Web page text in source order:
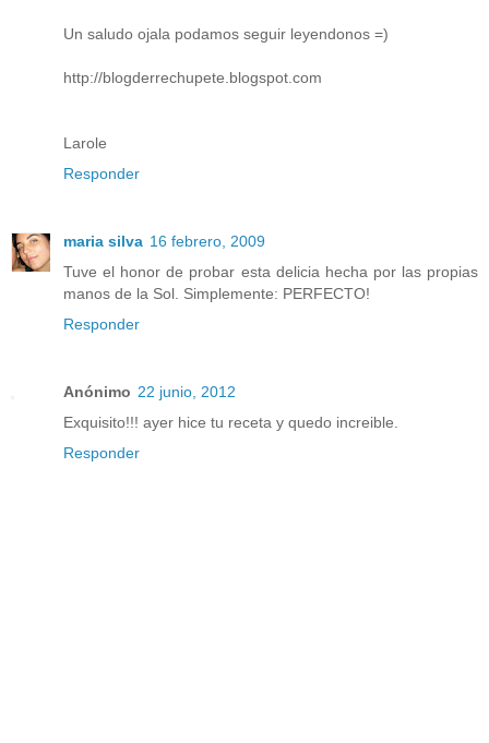
Un saludo ojala podamos seguir leyendonos =)
http://blogderrechupete.blogspot.com
Larole
Responder
maria silva 16 febrero, 2009
Tuve el honor de probar esta delicia hecha por las propias
manos de la Sol. Simplemente: PERFECTO!
Responder
Anónimo 22 junio, 2012
Exquisito!!! ayer hice tu receta y quedo increible.
Responder